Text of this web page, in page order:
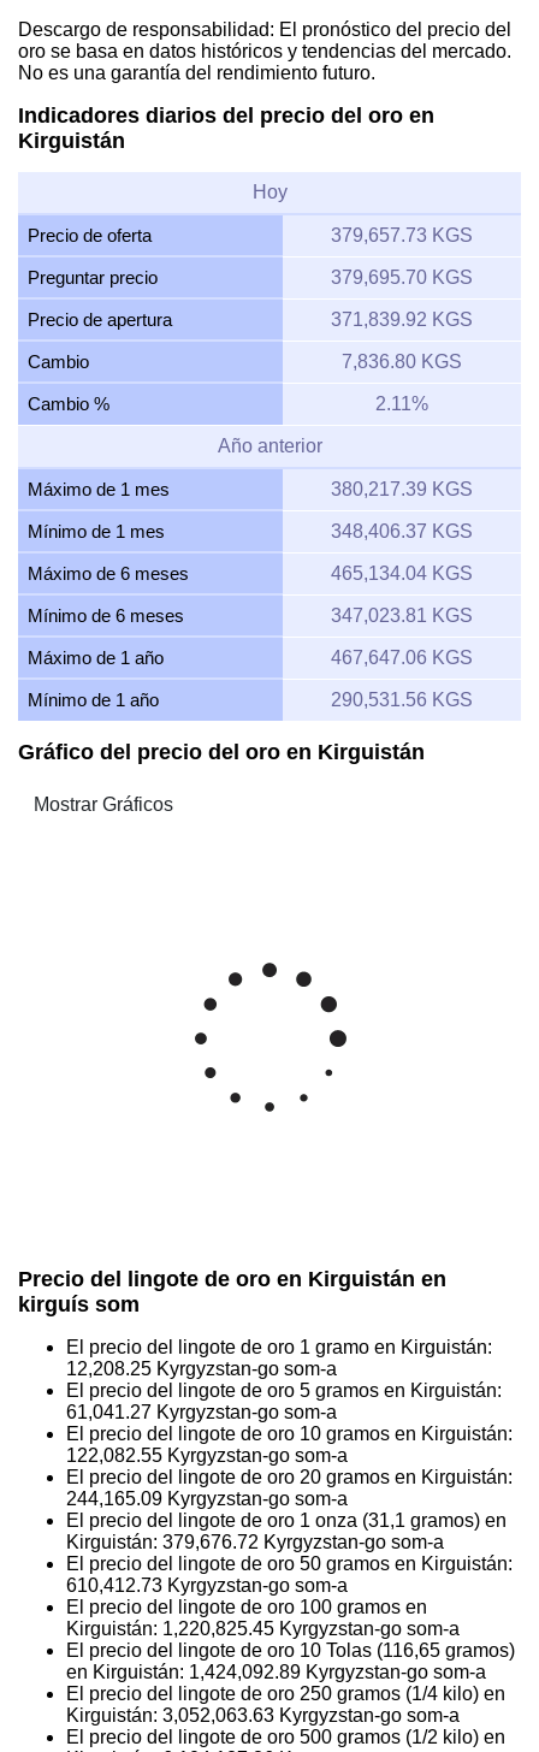
Descargo de responsabilidad: El pronóstico del precio del
oro se basa en datos históricos y tendencias del mercado.
No es una garantía del rendimiento futuro.
Indicadores diarios del precio del oro en
Kirguistán
Hoy
Precio de oferta 379,657.73 KGS
Preguntar precio 379,695.70 KGS
Precio de apertura 371,839.92 KGS
Cambio 7,836.80 KGS
Cambio % 2.11%
Año anterior
Máximo de 1 mes 380,217.39 KGS
Mínimo de 1 mes 348,406.37 KGS
Máximo de 6 meses 465,134.04 KGS
Mínimo de 6 meses 347,023.81 KGS
Máximo de 1 año 467,647.06 KGS
Mínimo de 1 año 290,531.56 KGS
Gráfico del precio del oro en Kirguistán
Precio del lingote de oro en Kirguistán en
kirguís som
El precio del lingote de oro 1 gramo en Kirguistán:
12,208.25 Kyrgyzstan-go som-a
El precio del lingote de oro 5 gramos en Kirguistán:
61,041.27 Kyrgyzstan-go som-a
El precio del lingote de oro 10 gramos en Kirguistán:
122,082.55 Kyrgyzstan-go som-a
El precio del lingote de oro 20 gramos en Kirguistán:
244,165.09 Kyrgyzstan-go som-a
El precio del lingote de oro 1 onza (31,1 gramos) en
Kirguistán: 379,676.72 Kyrgyzstan-go som-a
El precio del lingote de oro 50 gramos en Kirguistán:
610,412.73 Kyrgyzstan-go som-a
El precio del lingote de oro 100 gramos en
Kirguistán: 1,220,825.45 Kyrgyzstan-go som-a
El precio del lingote de oro 10 Tolas (116,65 gramos)
en Kirguistán: 1,424,092.89 Kyrgyzstan-go som-a
El precio del lingote de oro 250 gramos (1/4 kilo) en
Kirguistán: 3,052,063.63 Kyrgyzstan-go som-a
El precio del lingote de oro 500 gramos (1/2 kilo) en